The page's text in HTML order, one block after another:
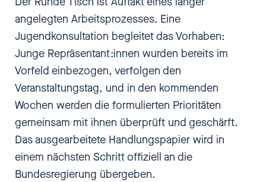
angelegten Arbeitsprozesses. Eine
Jugendkonsultation begleitet das Vorhaben:
Junge Repräsentant:innen wurden bereits im
Vorfeld einbezogen, verfolgen den
Veranstaltungstag, und in den kommenden
Wochen werden die formulierten Prioritäten
gemeinsam mit ihnen überprüft und geschärft.
Das ausgearbeitete Handlungspapier wird in
einem nächsten Schritt offiziell an die
Bundesregierung übergeben.